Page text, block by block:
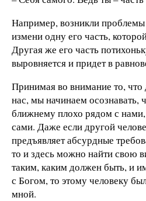
Например, возникли
измени одну его часть,
Другая же его часть
выровняется и придет в
Принимая во внимание то, что
нас, мы начинаем осознавать,
ближнему плохо рядом с
сами. Даже если другой
предъявляет абсурдные
то и здесь можно найти свою
таким, каким должен быть, и
с Богом, то этому человеку
мной.